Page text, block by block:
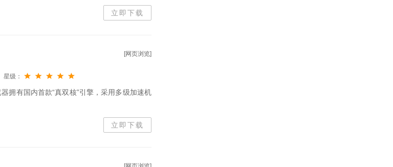
立即下载
[网页浏览]
星级：
拥有国内首款“真双核”引擎，采用多级加速机
立即下载